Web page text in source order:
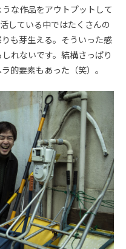
な作品をアウトプットして
している中ではたくさんの
も芽生える。そういった感
れないです。結構さっぱり
的要素もあった（笑）。